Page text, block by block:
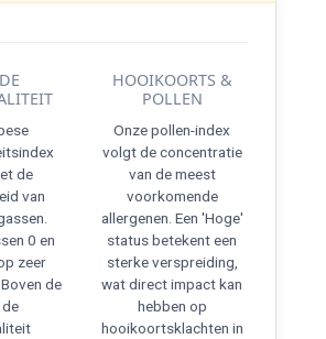
de
van
0 en
zeer
de
de
HOOIKOORTS &
POLLEN
Onze pollen-index
volgt de concentratie
van de meest
voorkomende
allergenen. Een 'Hoge'
status betekent een
sterke verspreiding,
wat direct impact kan
hebben op
hooikoortsklachten in